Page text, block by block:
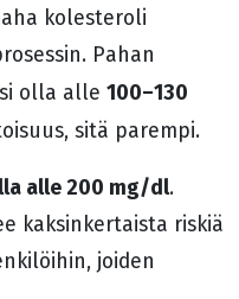
kolesteroli
Pahan
olla alle 100–130
sitä parempi.
alle 200 mg/dl.
kaksinkertaista riskiä
joiden